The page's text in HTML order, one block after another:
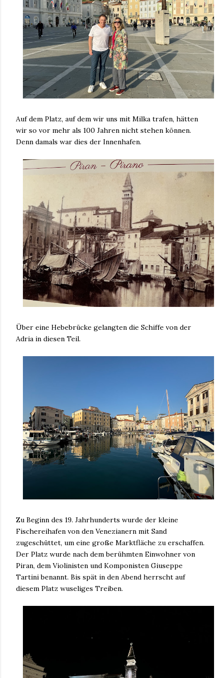
Auf dem Platz, auf dem wir uns mit Milka trafen, hätten
wir so vor mehr als 100 Jahren nicht stehen können.
Denn damals war dies der Innenhafen.
Über eine Hebebrücke gelangten die Schiffe von der
Adria in diesen Teil.
Zu Beginn des 19. Jahrhunderts wurde der kleine
Fischereihafen von den Venezianern mit Sand
zugeschüttet, um eine große Marktfläche zu erschaffen.
Der Platz wurde nach dem berühmten Einwohner von
Piran, dem Violinisten und Komponisten Giuseppe
Tartini benannt. Bis spät in den Abend herrscht auf
diesem Platz wuseliges Treiben.